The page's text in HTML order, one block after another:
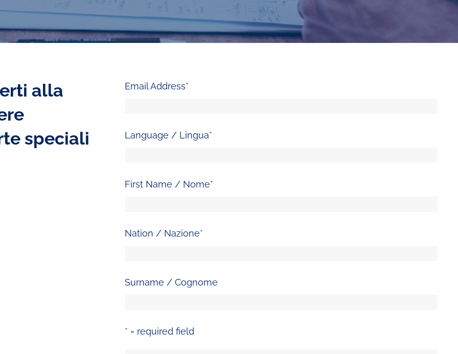
alla
speciali
Email Address*
Language / Lingua*
First Name / Nome*
Nation / Nazione*
Surname / Cognome
* = required field